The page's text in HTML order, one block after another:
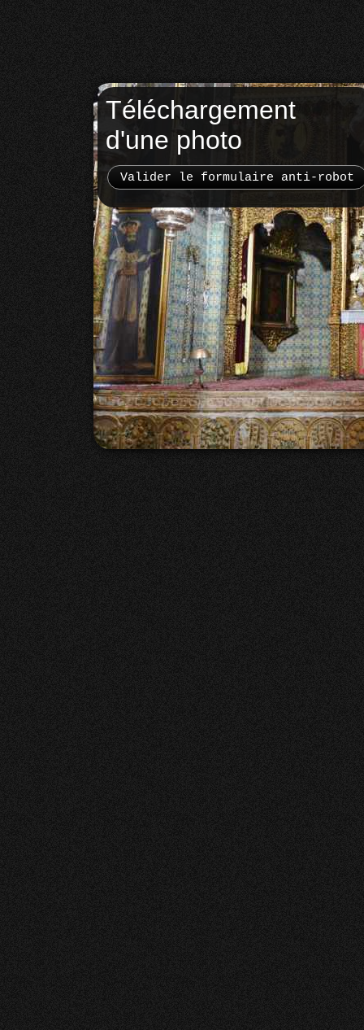
Téléchargement
d'une photo